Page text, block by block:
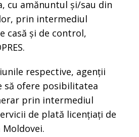
cu amănuntul și/sau din
prin intermediul
casă și de control,
respective, agenții
să ofere posibilitatea
prin intermediul
de plată licențiați de
Moldovei.